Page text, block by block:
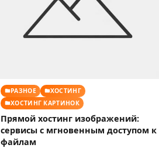
РАЗНОЕ
ХОСТИНГ
ХОСТИНГ КАРТИНОК
Прямой хостинг изображений:
сервисы с мгновенным доступом к
файлам